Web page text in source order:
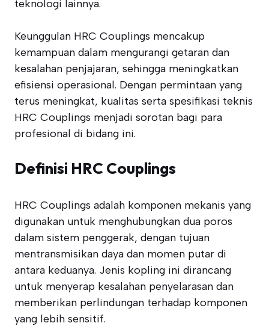
teknologi lainnya.
Keunggulan HRC Couplings mencakup
kemampuan dalam mengurangi getaran dan
kesalahan penjajaran, sehingga meningkatkan
efisiensi operasional. Dengan permintaan yang
terus meningkat, kualitas serta spesifikasi teknis
HRC Couplings menjadi sorotan bagi para
profesional di bidang ini.
Definisi HRC Couplings
HRC Couplings adalah komponen mekanis yang
digunakan untuk menghubungkan dua poros
dalam sistem penggerak, dengan tujuan
mentransmisikan daya dan momen putar di
antara keduanya. Jenis kopling ini dirancang
untuk menyerap kesalahan penyelarasan dan
memberikan perlindungan terhadap komponen
yang lebih sensitif.